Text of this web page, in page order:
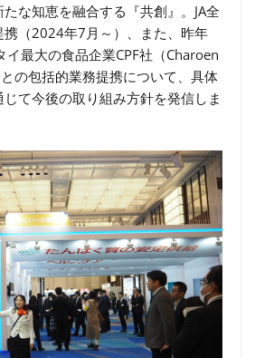
な知恵を融合する『共創』。JA全
携（2024年7月～）、また、昨年
最大の食品企業CPF社（Charoen
の包括的業務提携について、具体
て今後の取り組み方針を発信しま